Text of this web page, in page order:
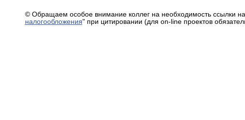
© Обращаем особое внимание коллег на необходимость ссылки
налогообложения" при цитировании (для on-line проектов